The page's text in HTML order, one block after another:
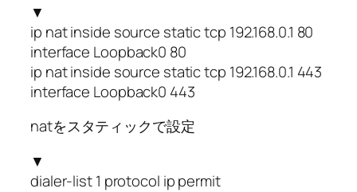
▼
ip nat inside source static tcp 192.168.0.1 80
interface Loopback0 80
ip nat inside source static tcp 192.168.0.1 443
interface Loopback0 443
natをスタティックで設定
▼
dialer-list 1 protocol ip permit